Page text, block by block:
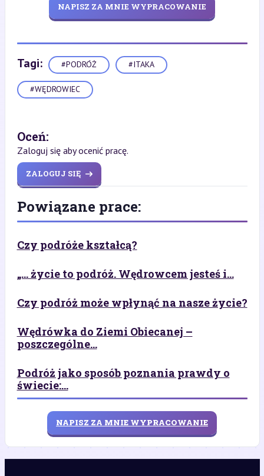
NAPISZ ZA MNIE WYPRACOWANIE
Tagi: #PODRÓŻ #ITAKA
#WĘDROWIEC
Oceń:
Zaloguj się aby ocenić pracę.
ZALOGUJ SIĘ
Powiązane prace:
Czy podróże kształcą?
„... życie to podróż. Wędrowcem jesteś i...
Czy podróż może wpłynąć na nasze życie?
Wędrówka do Ziemi Obiecanej –
poszczególne...
Podróż jako sposób poznania prawdy o
świecie:...
NAPISZ ZA MNIE WYPRACOWANIE